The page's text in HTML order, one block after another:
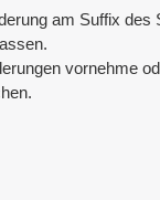
am Suffix
vornehme